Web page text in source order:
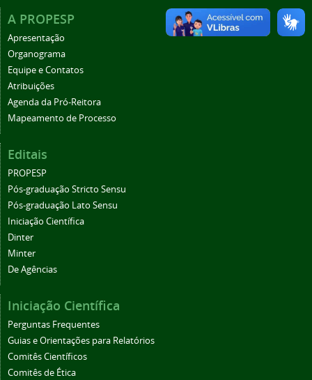
A PROPESP
Apresentação
Organograma
Equipe e Contatos
Atribuições
Agenda da Pró-Reitora
Mapeamento de Processo
Editais
PROPESP
Pós-graduação Stricto Sensu
Pós-graduação Lato Sensu
Iniciação Científica
Dinter
Minter
De Agências
Iniciação Científica
Perguntas Frequentes
Guias e Orientações para Relatórios
Comitês Científicos
Comitês de Ética